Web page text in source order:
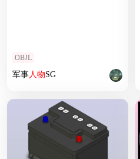
OBJL
军事人物SG